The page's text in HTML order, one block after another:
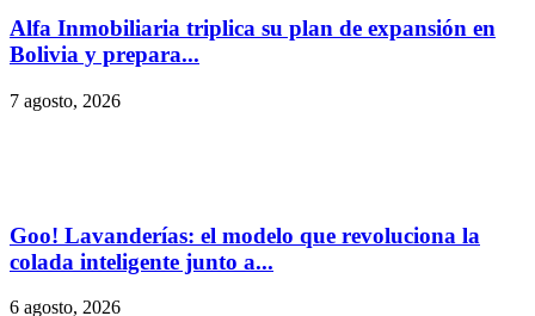
Alfa Inmobiliaria triplica su plan de expansión en
Bolivia y prepara...
7 agosto, 2026
Goo! Lavanderías: el modelo que revoluciona la
colada inteligente junto a...
6 agosto, 2026